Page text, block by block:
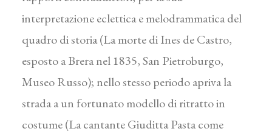
interpretazione eclettica e melodrammatica del
quadro di storia (La morte di Ines de Castro,
esposto a Brera nel 1835, San Pietroburgo,
Museo Russo); nello stesso periodo apriva la
strada a un fortunato modello di ritratto in
costume (La cantante Giuditta Pasta come